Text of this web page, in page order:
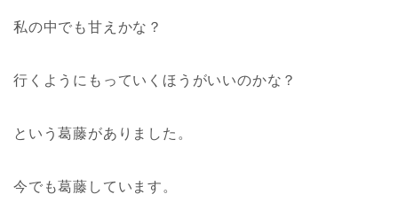
私の中でも甘えかな？
行くようにもっていくほうがいいのかな？
という葛藤がありました。
今でも葛藤しています。